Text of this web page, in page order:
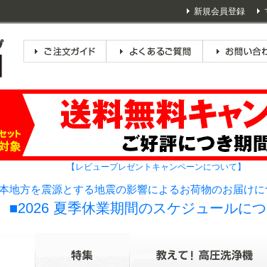
新規会員登録
【レビュープレゼントキャンペーンについて】
地方を震源とする地震の影響によるお荷物のお届け
■2026 夏季休業期間のスケジュールに